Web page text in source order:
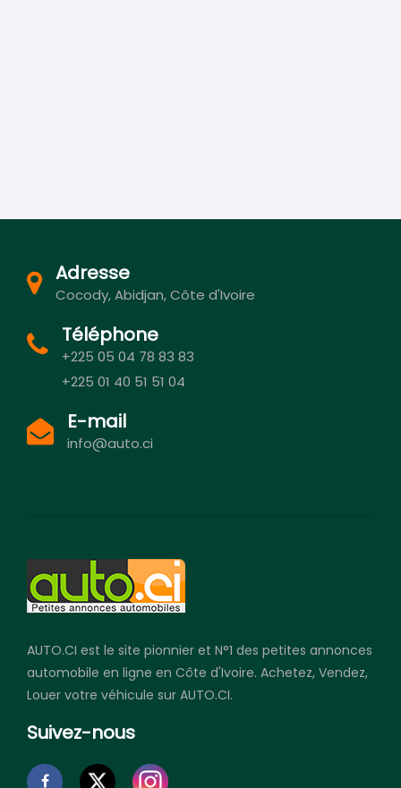
Adresse
Cocody, Abidjan, Côte d'Ivoire
Téléphone
+225 05 04 78 83 83
+225 01 40 51 51 04
E-mail
info@auto.ci
AUTO.CI est le site pionnier et N°1 des petites annonces
automobile en ligne en Côte d'Ivoire. Achetez, Vendez,
Louer votre véhicule sur AUTO.CI.
Suivez-nous